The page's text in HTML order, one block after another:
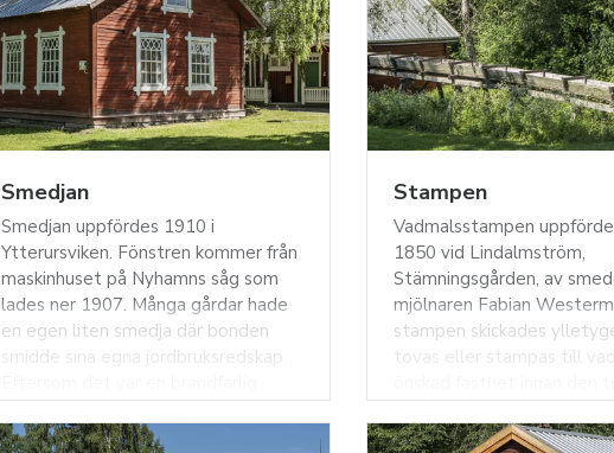
för vår landsände unik karaktär. Det
värmdes ursprungligen upp av öppna
spisar som 1816 byttes ut till ännu
befintliga kakelugnar. År 1968
byggnadsminnesförklarades Nyborg.
där man kunde konversera
kaffe. År 1990 var
rivningshotad men kom
flyttas hit till Nordanå.
Smedjan
Smedjan uppfördes 1910 i
Ytterursviken. Fönstren kommer från
maskinhuset på Nyhamns såg som
lades ner 1907. Många gårdar hade
en egen liten smedja där bonden
smidde sina egna jordbruksredskap.
utanför gårdsgruppen. Utrustningen
Stampen
Vadmalsstampen
1850 vid Lindalmström,
Stämningsgården, av
mjölnaren Fabian
stampen skickades
tovas eller stampas till
så att tyget lades i en ho